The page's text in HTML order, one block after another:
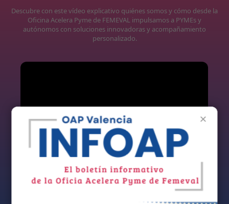
Descubre con este vídeo explicativo quiénes somos y cómo desde la
Oficina Acelera Pyme de FEMEVAL impulsamos a PYMEs y
autónomos con soluciones innovadoras y acompañamiento
personalizado.
×